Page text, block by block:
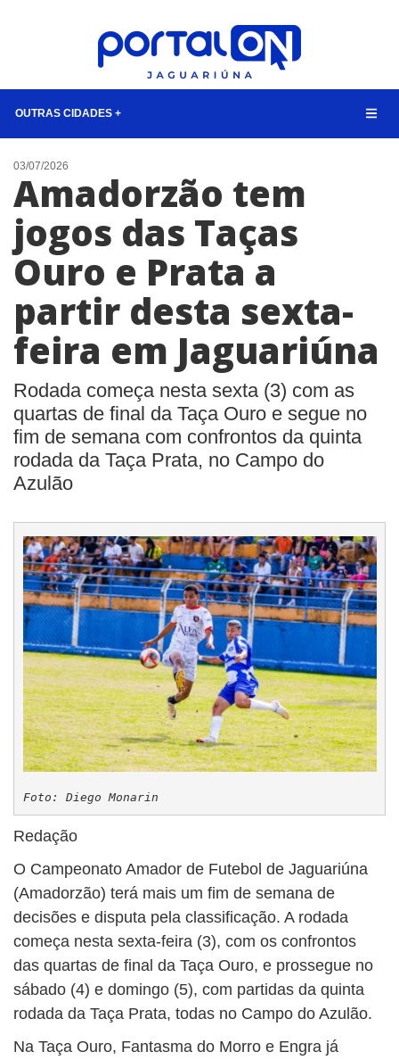
OUTRAS CIDADES +
NOTÍCIAS
LISTA DIGITAL
CONTATO
ANUNCIE
BUSCAR
03/07/2026
Amadorzão tem
jogos das Taças
Ouro e Prata a
partir desta sexta-
feira em Jaguariúna
Rodada começa nesta sexta (3) com as
quartas de final da Taça Ouro e segue no
fim de semana com confrontos da quinta
rodada da Taça Prata, no Campo do
Azulão
Foto: Diego Monarin
Redação
O Campeonato Amador de Futebol de Jaguariúna
(Amadorzão) terá mais um fim de semana de
decisões e disputa pela classificação. A rodada
começa nesta sexta-feira (3), com os confrontos
das quartas de final da Taça Ouro, e prossegue no
sábado (4) e domingo (5), com partidas da quinta
rodada da Taça Prata, todas no Campo do Azulão.
Na Taça Ouro, Fantasma do Morro e Engra já